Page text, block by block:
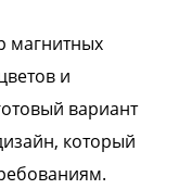
магнитных
и
вариант
который